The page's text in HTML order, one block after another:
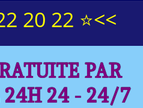
20 22 ⭐<<
PAR
24H 24 - 24/7